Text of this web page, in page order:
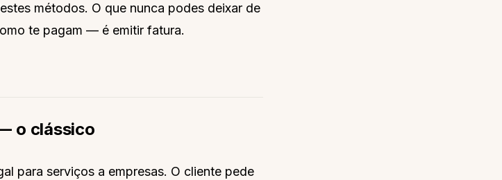
métodos. O que nunca podes deixar de
te pagam — é emitir fatura.
o clássico
para serviços a empresas. O cliente pede